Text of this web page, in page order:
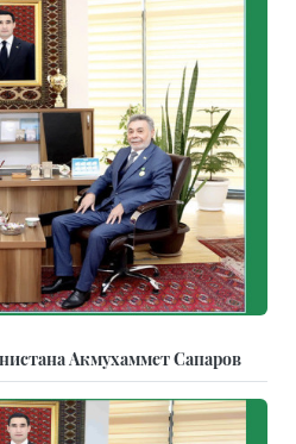
Акмухаммет Сапаров